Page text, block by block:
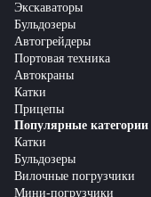
Экскаваторы
Бульдозеры
Автогрейдеры
Портовая техника
Автокраны
Катки
Прицепы
Популярные категории
Катки
Бульдозеры
Вилочные погрузчики
Мини-погрузчики